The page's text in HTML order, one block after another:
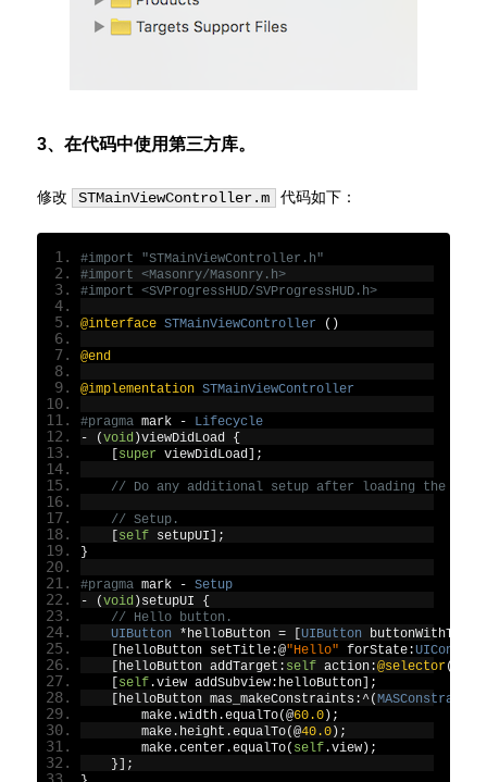
3、在代码中使用第三方库。
修改 STMainViewController.m 代码如下：
#import "STMainViewController.h"
#import <Masonry/Masonry.h>
#import <SVProgressHUD/SVProgressHUD.h>
@interface STMainViewController ()
@end
@implementation STMainViewController
#pragma mark -
Lifecycle
-
(void )viewDidLoad
{
[super viewDidLoad];
// Do any additional setup after loading the
// Setup.
[self setupUI];
}
#pragma mark - Setup
-
(void )setupUI
{
// Hello button.
UIButton
* helloButton = [UIButton buttonWithType
[ helloButton setTitle:@"Hello" forState:
[ helloButton addTarget : self action:@selector(
[self.view addSubview: helloButton];
[ helloButton mas_makeConstraints :^(
        make
.width.equalTo(@60.0);
        make
. height .equalTo(@40.0);
        make
.center.equalTo( self.view);
}];